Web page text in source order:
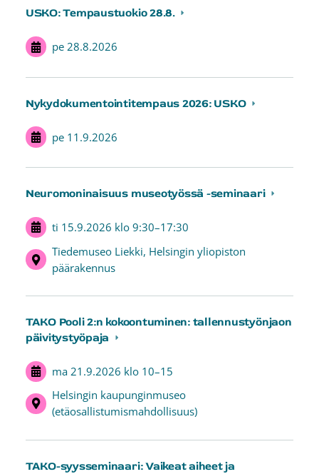
USKO: Tempaustuokio 28.8.
pe 28.8.2026
Nykydokumentointitempaus 2026: USKO
pe 11.9.2026
Neuromoninaisuus museotyössä -seminaari
ti 15.9.2026 klo 9:30–17:30
Tiedemuseo Liekki, Helsingin yliopiston
päärakennus
TAKO Pooli 2:n kokoontuminen: tallennustyönjaon
päivitystyöpaja
ma 21.9.2026 klo 10–15
Helsingin kaupunginmuseo
(etäosallistumismahdollisuus)
TAKO-syysseminaari: Vaikeat aiheet ja